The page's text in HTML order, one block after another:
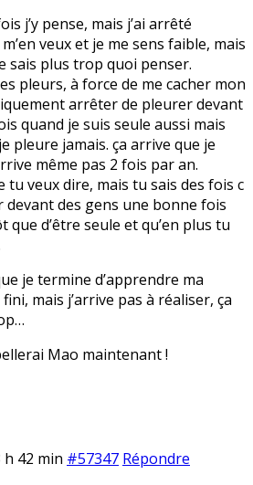
j’y pense, mais j’ai arrêté
veux et je me sens faible, mais
sais plus trop quoi penser.
pleurs, à force de me cacher mon
arrêter de pleurer devant
quand je suis seule aussi mais
pleure jamais. ça arrive que je
même pas 2 fois par an.
tu veux dire, mais tu sais des fois c
devant des gens une bonne fois
d’être seule et qu’en plus tu
je termine d’apprendre ma
mais j’arrive pas à réaliser, ça
Mao maintenant !
h 42 min #57347 Répondre